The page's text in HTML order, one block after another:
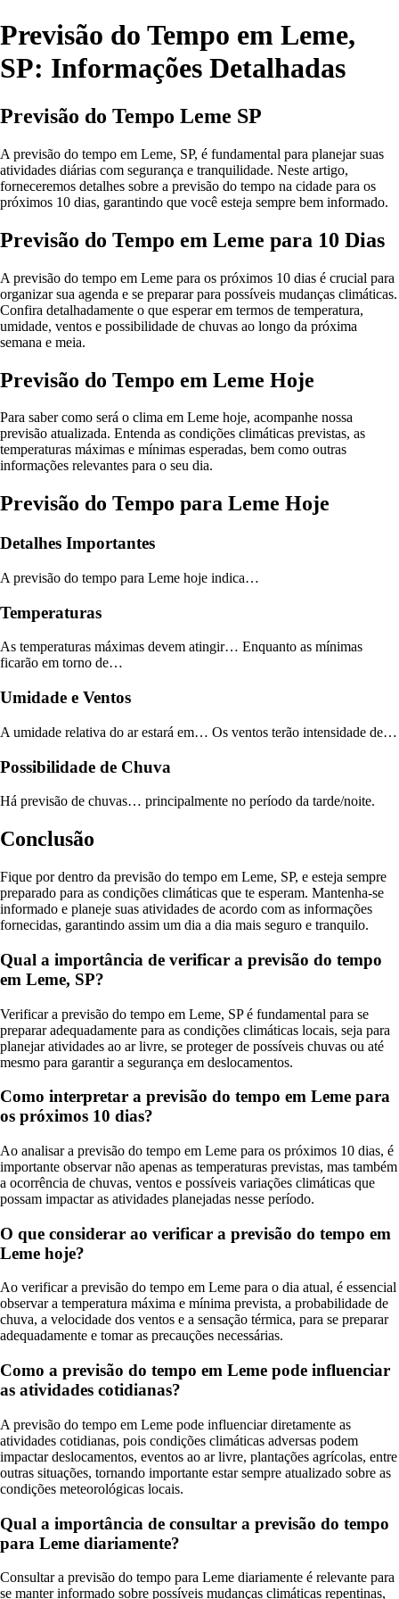
Previsão do Tempo em Leme,
SP: Informações Detalhadas
Previsão do Tempo Leme SP
A previsão do tempo em Leme, SP, é fundamental para planejar suas
atividades diárias com segurança e tranquilidade. Neste artigo,
forneceremos detalhes sobre a previsão do tempo na cidade para os
próximos 10 dias, garantindo que você esteja sempre bem informado.
Previsão do Tempo em Leme para 10 Dias
A previsão do tempo em Leme para os próximos 10 dias é crucial para
organizar sua agenda e se preparar para possíveis mudanças climáticas.
Confira detalhadamente o que esperar em termos de temperatura,
umidade, ventos e possibilidade de chuvas ao longo da próxima
semana e meia.
Previsão do Tempo em Leme Hoje
Para saber como será o clima em Leme hoje, acompanhe nossa
previsão atualizada. Entenda as condições climáticas previstas, as
temperaturas máximas e mínimas esperadas, bem como outras
informações relevantes para o seu dia.
Previsão do Tempo para Leme Hoje
Detalhes Importantes
A previsão do tempo para Leme hoje indica…
Temperaturas
As temperaturas máximas devem atingir… Enquanto as mínimas
ficarão em torno de…
Umidade e Ventos
A umidade relativa do ar estará em… Os ventos terão intensidade de…
Possibilidade de Chuva
Há previsão de chuvas… principalmente no período da tarde/noite.
Conclusão
Fique por dentro da previsão do tempo em Leme, SP, e esteja sempre
preparado para as condições climáticas que te esperam. Mantenha-se
informado e planeje suas atividades de acordo com as informações
fornecidas, garantindo assim um dia a dia mais seguro e tranquilo.
Qual a importância de verificar a previsão do tempo
em Leme, SP?
Verificar a previsão do tempo em Leme, SP é fundamental para se
preparar adequadamente para as condições climáticas locais, seja para
planejar atividades ao ar livre, se proteger de possíveis chuvas ou até
mesmo para garantir a segurança em deslocamentos.
Como interpretar a previsão do tempo em Leme para
os próximos 10 dias?
Ao analisar a previsão do tempo em Leme para os próximos 10 dias, é
importante observar não apenas as temperaturas previstas, mas também
a ocorrência de chuvas, ventos e possíveis variações climáticas que
possam impactar as atividades planejadas nesse período.
O que considerar ao verificar a previsão do tempo em
Leme hoje?
Ao verificar a previsão do tempo em Leme para o dia atual, é essencial
observar a temperatura máxima e mínima prevista, a probabilidade de
chuva, a velocidade dos ventos e a sensação térmica, para se preparar
adequadamente e tomar as precauções necessárias.
Como a previsão do tempo em Leme pode influenciar
as atividades cotidianas?
A previsão do tempo em Leme pode influenciar diretamente as
atividades cotidianas, pois condições climáticas adversas podem
impactar deslocamentos, eventos ao ar livre, plantações agrícolas, entre
outras situações, tornando importante estar sempre atualizado sobre as
condições meteorológicas locais.
Qual a importância de consultar a previsão do tempo
para Leme diariamente?
Consultar a previsão do tempo para Leme diariamente é relevante para
se manter informado sobre possíveis mudanças climáticas repentinas,